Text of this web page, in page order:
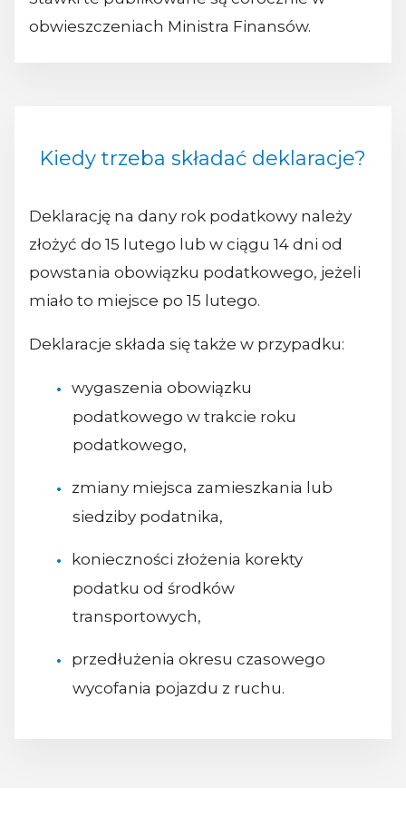
obwieszczeniach Ministra Finansów.
Kiedy trzeba składać deklaracje?
Deklarację na dany rok podatkowy należy
złożyć do 15 lutego lub w ciągu 14 dni od
powstania obowiązku podatkowego, jeżeli
miało to miejsce po 15 lutego.
Deklaracje składa się także w przypadku:
wygaszenia obowiązku
podatkowego w trakcie roku
podatkowego,
zmiany miejsca zamieszkania lub
siedziby podatnika,
konieczności złożenia korekty
podatku od środków
transportowych,
przedłużenia okresu czasowego
wycofania pojazdu z ruchu.